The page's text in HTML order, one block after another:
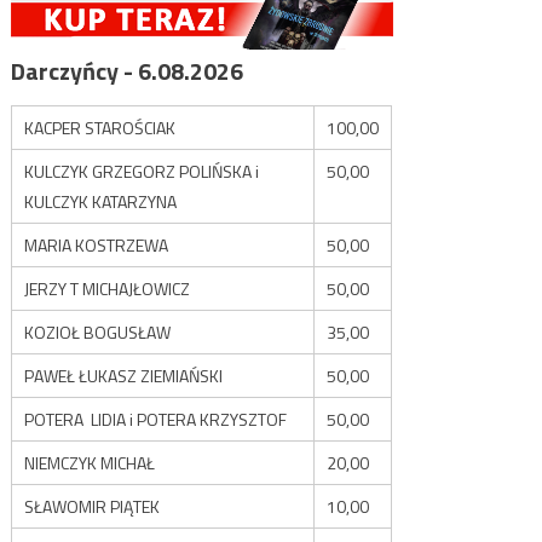
Darczyńcy - 6.08.2026
KACPER STAROŚCIAK
100,00
KULCZYK GRZEGORZ POLIŃSKA i
KULCZYK KATARZYNA
50,00
MARIA KOSTRZEWA
50,00
JERZY T MICHAJŁOWICZ
50,00
KOZIOŁ BOGUSŁAW
35,00
PAWEŁ ŁUKASZ ZIEMIAŃSKI
50,00
POTERA LIDIA i POTERA KRZYSZTOF
50,00
NIEMCZYK MICHAŁ
20,00
SŁAWOMIR PIĄTEK
10,00